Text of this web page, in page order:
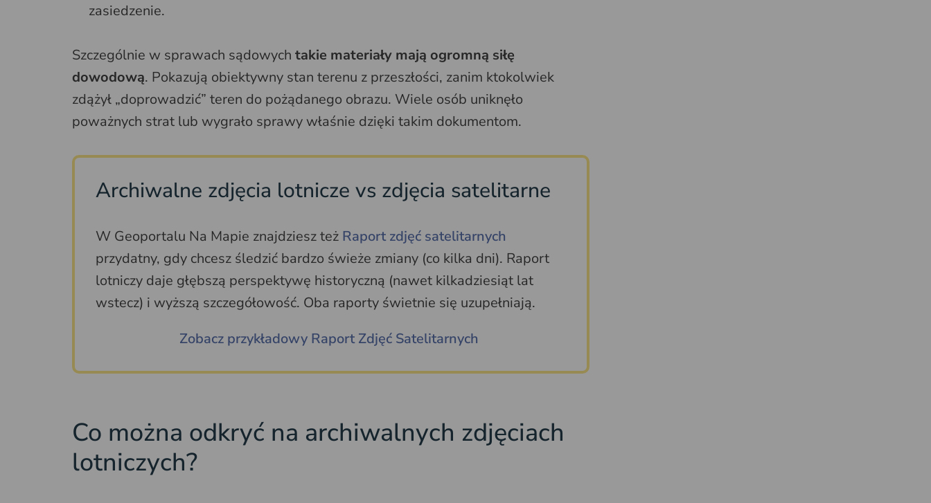
zasiedzenie.
Szczególnie w sprawach sądowych takie materiały mają ogromną siłę
dowodową. Pokazują obiektywny stan terenu z przeszłości, zanim ktokolwiek
zdążył „doprowadzić” teren do pożądanego obrazu. Wiele osób uniknęło
poważnych strat lub wygrało sprawy właśnie dzięki takim dokumentom.
Archiwalne zdjęcia lotnicze vs zdjęcia satelitarne
W Geoportalu Na Mapie znajdziesz też Raport zdjęć satelitarnych
przydatny, gdy chcesz śledzić bardzo świeże zmiany (co kilka dni). Raport
lotniczy daje głębszą perspektywę historyczną (nawet kilkadziesiąt lat
wstecz) i wyższą szczegółowość. Oba raporty świetnie się uzupełniają.
Zobacz przykładowy Raport Zdjęć Satelitarnych
Co można odkryć na archiwalnych zdjęciach
lotniczych?